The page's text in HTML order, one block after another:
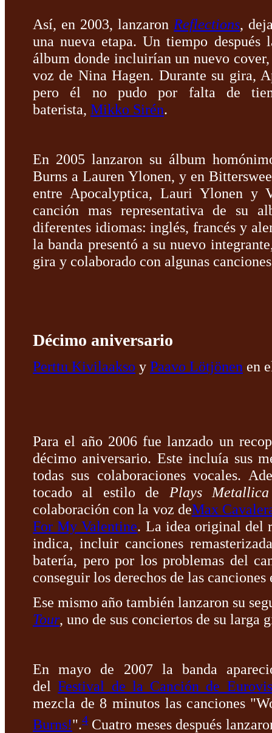
Así, en 2003, lanzaronReflections,
una nueva etapa. Un tiempo después
álbum donde incluirían un nuevo
voz de Nina Hagen. Durante su gira,
pero él no pudo por falta de
baterista, Mikko Sirén.
En 2005 lanzaron su álbum
Burns a Lauren Ylonen, y en
entre Apocalyptica, Lauri Ylonen
canción mas representativa de su
diferentes idiomas: inglés, francés y
la banda presentó a su nuevo
gira y colaborado con algunas
Décimo aniversario
Perttu Kivilaakso y Paavo Lötjönen en
Para el año 2006 fue lanzado un
décimo aniversario. Este incluía sus
todas sus colaboraciones vocales.
tocado al estilo de Plays
colaboración con la voz deMax
For My Valentine. La idea original del
indica, incluir canciones
batería, pero por los problemas del
conseguir los derechos de las canciones
Ese mismo año también lanzaron su
Tour, uno de sus conciertos de su larga
En mayo de 2007 la banda
delFestival de la Canción de
mezcla de 8 minutos las canciones
Burns!".4 Cuatro meses después